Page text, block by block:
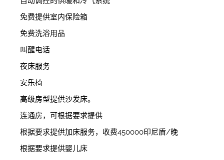
免费提供室内保险箱
免费洗浴用品
叫醒电话
夜床服务
安乐椅
高级房型提供沙发床。
连通房，可根据要求提供
根据要求提供加床服务，收费450000印尼盾/晚
根据要求提供婴儿床